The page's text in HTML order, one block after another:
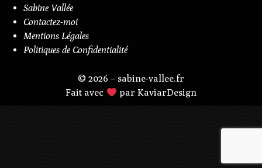
Sabine Vallée
Contactez-moi
Mentions Légales
Politiques de Confidentialité
© 2026 – sabine-vallee.fr
Fait avec
par KaviarDesign